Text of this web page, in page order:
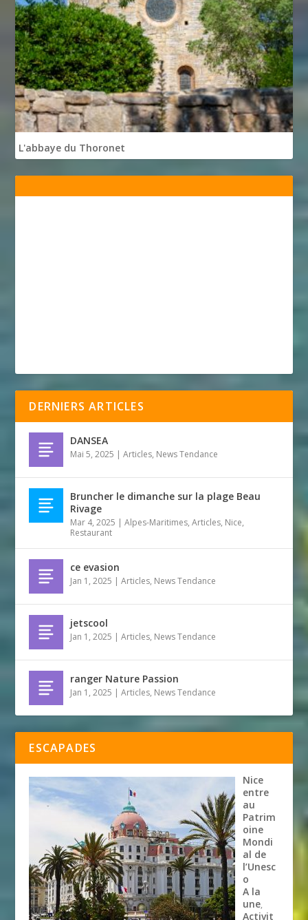
L'abbaye du Thoronet
DERNIERS ARTICLES
DANSEA
Mai 5, 2025 |Articles, News Tendance
Bruncher le dimanche sur la plage Beau
Rivage
Mar 4, 2025 |Alpes-Maritimes,Articles, Nice,
Restaurant
ce evasion
Jan 1, 2025 |Articles, News Tendance
jetscool
Jan 1, 2025 |Articles, News Tendance
ranger Nature Passion
Jan 1, 2025 |Articles, News Tendance
ESCAPADES
Nice
entre
au
Patrim
oine
Mondi
al de
l’Unesc
o
A la
une,
Activit